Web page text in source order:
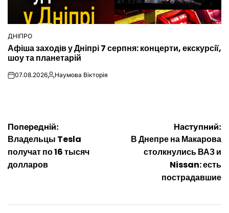
ОПУБЛІКУВАТИ
У
ДНІПРО
Афіша заходів у Дніпрі 7 серпня: концерти, екскурсії,
шоу та планетарій
on07.08.2026Опубліковано
Наумова Вікторія
Навігація
записів
Попередній:
Владельцы Tesla
получат по 16 тысяч
долларов
Наступний:
В Днепре на Макарова
столкнулись ВАЗ и
Nissan: есть
пострадавшие